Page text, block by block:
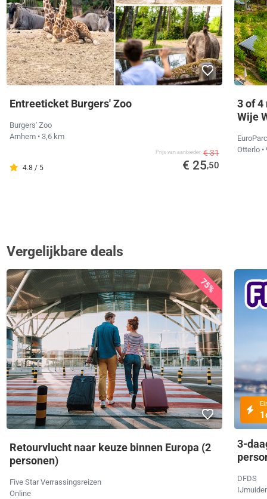
Entreeticket Burgers' Zoo
Burgers' Zoo
Arnhem • 3,6 km
4.8 / 5
Prijs van aanbieder € 31
€ 25,50
3 of 4
Wije
Otterlo
Vergelijkbare deals
75%
Retourvlucht naar keuze binnen Europa (2
personen)
Five Star Verrassingsreizen
Online
3-
DFDS